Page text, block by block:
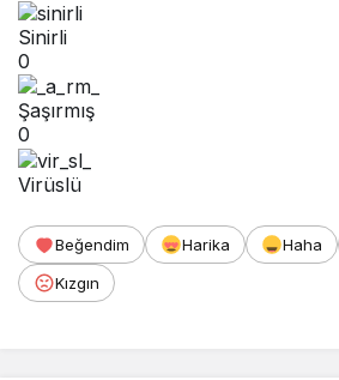
Sinirli
0
Şaşırmış
0
Virüslü
Beğendim Harika Haha
Kızgın